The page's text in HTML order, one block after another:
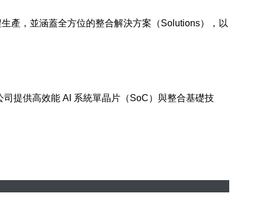
產，並涵蓋全方位的整合解決方案（Solutions），以
提供高效能 AI 系統單晶片（SoC）與整合基礎技